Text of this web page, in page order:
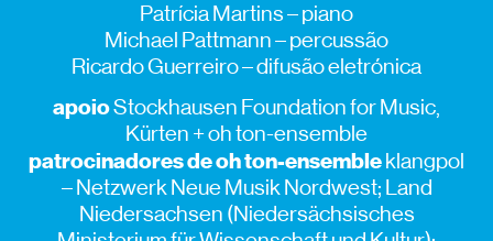
Patrícia Martins – piano
Michael Pattmann – percussão
Ricardo Guerreiro – difusão eletrónica
apoioStockhausen Foundation for Music,
Kürten + oh ton-ensemble
patrocinadores de oh ton-ensembleklangpol
– Netzwerk Neue Musik Nordwest; Land
Niedersachsen (Niedersächsisches